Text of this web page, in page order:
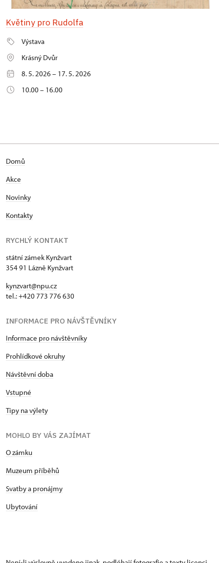
Květiny pro Rudolfa
Výstava
Krásný Dvůr
8. 5. 2026 – 17. 5. 2026
10.00 – 16.00
Domů
Akce
Novinky
Kontakty
RYCHLÝ KONTAKT
státní zámek Kynžvart
354 91 Lázně Kynžvart
kynzvart@npu.cz
tel.: +420 773 776 630
INFORMACE PRO NÁVŠTĚVNÍKY
Informace pro návštěvníky
Prohlídkové okruhy
Návštěvní doba
Vstupné
Tipy na výlety
MOHLO BY VÁS ZAJÍMAT
O zámku
Muzeum příběhů
Svatby a pronájmy
Ubytování